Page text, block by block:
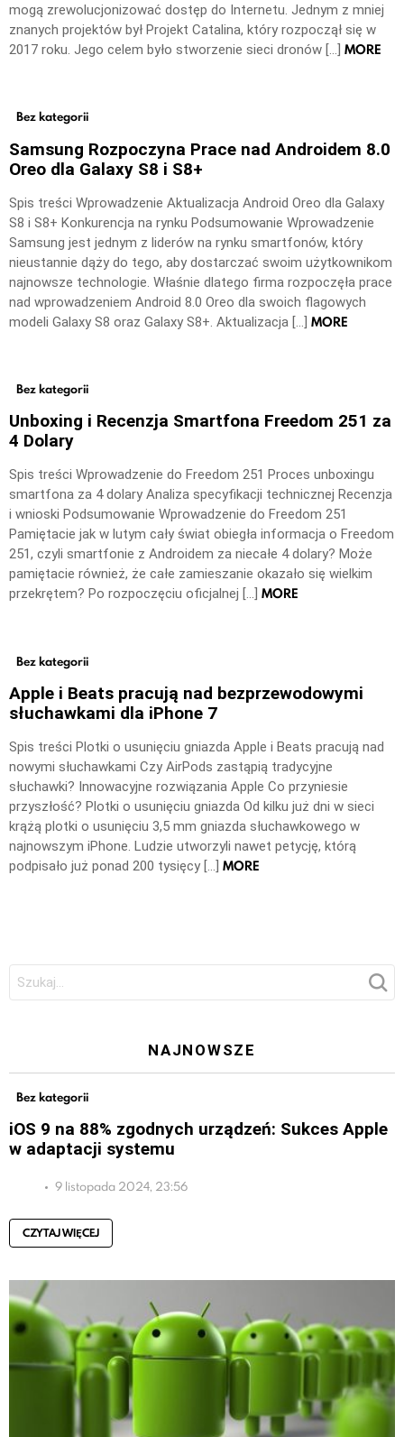
mogą zrewolucjonizować dostęp do Internetu. Jednym z mniej
znanych projektów był Projekt Catalina, który rozpoczął się w
2017 roku. Jego celem było stworzenie sieci dronów […] MORE
Bez kategorii
Samsung Rozpoczyna Prace nad Androidem 8.0
Oreo dla Galaxy S8 i S8+
Spis treści Wprowadzenie Aktualizacja Android Oreo dla Galaxy
S8 i S8+ Konkurencja na rynku Podsumowanie Wprowadzenie
Samsung jest jednym z liderów na rynku smartfonów, który
nieustannie dąży do tego, aby dostarczać swoim użytkownikom
najnowsze technologie. Właśnie dlatego firma rozpoczęła prace
nad wprowadzeniem Android 8.0 Oreo dla swoich flagowych
modeli Galaxy S8 oraz Galaxy S8+. Aktualizacja […] MORE
Bez kategorii
Unboxing i Recenzja Smartfona Freedom 251 za
4 Dolary
Spis treści Wprowadzenie do Freedom 251 Proces unboxingu
smartfona za 4 dolary Analiza specyfikacji technicznej Recenzja
i wnioski Podsumowanie Wprowadzenie do Freedom 251
Pamiętacie jak w lutym cały świat obiegła informacja o Freedom
251, czyli smartfonie z Androidem za niecałe 4 dolary? Może
pamiętacie również, że całe zamieszanie okazało się wielkim
przekrętem? Po rozpoczęciu oficjalnej […] MORE
Bez kategorii
Apple i Beats pracują nad bezprzewodowymi
słuchawkami dla iPhone 7
Spis treści Plotki o usunięciu gniazda Apple i Beats pracują nad
nowymi słuchawkami Czy AirPods zastąpią tradycyjne
słuchawki? Innowacyjne rozwiązania Apple Co przyniesie
przyszłość? Plotki o usunięciu gniazda Od kilku już dni w sieci
krążą plotki o usunięciu 3,5 mm gniazda słuchawkowego w
najnowszym iPhone. Ludzie utworzyli nawet petycję, którą
podpisało już ponad 200 tysięcy […] MORE
Szukaj:
NAJNOWSZE
Bez kategorii
iOS 9 na 88% zgodnych urządzeń: Sukces Apple
w adaptacji systemu
9 listopada 2024, 23:56
CZYTAJ WIĘCEJ